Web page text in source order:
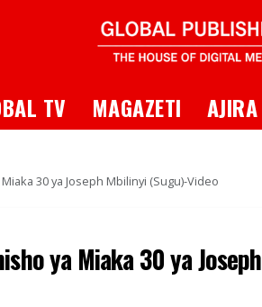
TV MAGAZETI AJIRA
30 ya Joseph Mbilinyi (Sugu)-Video
ya Miaka 30 ya Joseph